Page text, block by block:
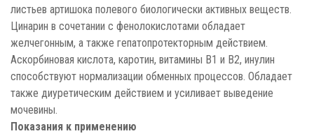
листьев артишока полевого биологически активных веществ.
Цинарин в сочетании с фенолокислотами обладает
желчегонным, а также гепатопротекторным действием.
Аскорбиновая кислота, каротин, витамины В1 и В2, инулин
способствуют нормализации обменных процессов. Обладает
также диуретическим действием и усиливает выведение
мочевины.
Показания к применению